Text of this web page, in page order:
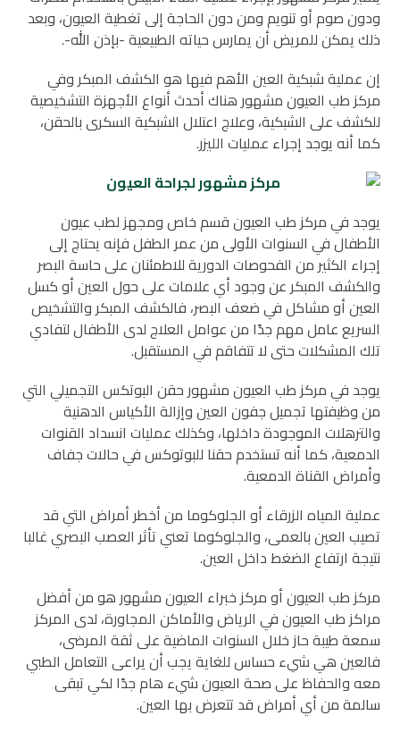
ودون صوم أو تنويم ومن دون الحاجة إلى تغطية العيون، وبعد
ذلك يمكن للمريض أن يمارس حياته الطبيعية -بإذن الله-.
إن عملية شبكية العين الأهم فيها هو الكشف المبكر وفي
مركز طب العيون مشهور هناك أحدث أنواع الأجهزة التشخيصية
للكشف على الشبكية، وعلاج اعتلال الشبكية السكرى بالحقن،
كما أنه يوجد إجراء عمليات الليزر.
يوجد في مركز طب العيون قسم خاص ومجهز لطب عيون
الأطفال في السنوات الأولى من عمر الطفل فإنه يحتاج إلى
إجراء الكثير من الفحوصات الدورية للاطمئنان على حاسة البصر
والكشف المبكر عن وجود أي علامات على حول العين أو كسل
العين أو مشاكل في ضعف البصر، فالكشف المبكر والتشخيص
السريع عامل مهم جدًا من عوامل العلاج لدى الأطفال لتفادي
تلك المشكلات حتى لا تتفاقم في المستقبل.
يوجد في مركز طب العيون مشهور حقن البوتكس التجميلي التي
من وظيفتها تجميل جفون العين وإزالة الأكياس الدهنية
والترهلات الموجودة داخلها، وكذلك عمليات انسداد القنوات
الدمعية، كما أنه تستخدم حقنا للبوتوكس في حالات جفاف
وأمراض القناة الدمعية.
عملية المياه الزرقاء أو الجلوكوما من أخطر أمراض التي قد
تصيب العين بالعمى، والجلوكوما تعني تأثر العصب البصري غالبا
نتيجة ارتفاع الضغط داخل العين.
مركز طب العيون أو مركز خبراء العيون مشهور هو من أفضل
مراكز طب العيون في الرياض والأماكن المجاورة، لدى المركز
سمعة طيبة حاز خلال السنوات الماضية على ثقة المرضى،
فالعين هي شيء حساس للغاية يجب أن يراعى التعامل الطبي
معه والحفاظ على صحة العيون شيء هام جدًا لكي تبقى
سالمة من أي أمراض قد تتعرض بها العين.